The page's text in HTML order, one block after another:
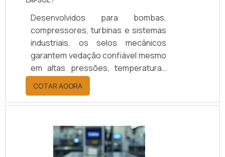
Desenvolvidos para bombas,
compressores, turbinas e sistemas
industriais, os selos mecânicos
garantem vedação confiável mesmo
em altas pressões, temperaturas
elevadas e fluidos agressivos.
Oferecem redução de vazamentos,
maior durabilidade e eficiência
custo de manutenção e maior
segurança. Com 25 anos de
COTAR AGORA